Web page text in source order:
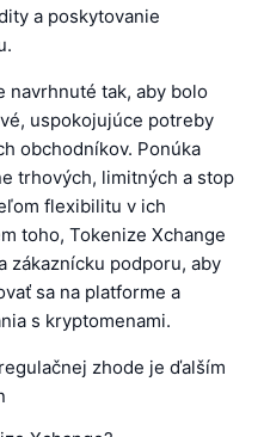
a poskytovanie
navrhnuté tak, aby bolo
uspokojujúce potreby
obchodníkov. Ponúka
trhových, limitných a stop
flexibilitu v ich
toho, Tokenize Xchange
zákaznícku podporu, aby
sa na platforme a
s kryptomenami.
zhode je ďalším